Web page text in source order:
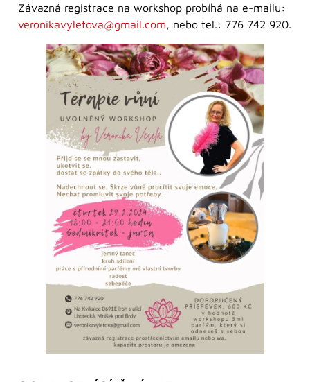
Závazná registrace na workshop probíhá na e-mailu:
veronikavyletova@gmail.com, nebo tel.: 776 742 920.